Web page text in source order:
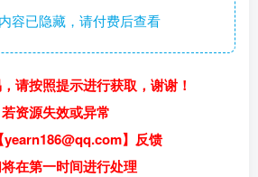
容已隐藏，请付费后查看
请按照提示进行获取，谢谢！
若资源失效或异常
yearn186@qq.com】反馈
在第一时间进行处理